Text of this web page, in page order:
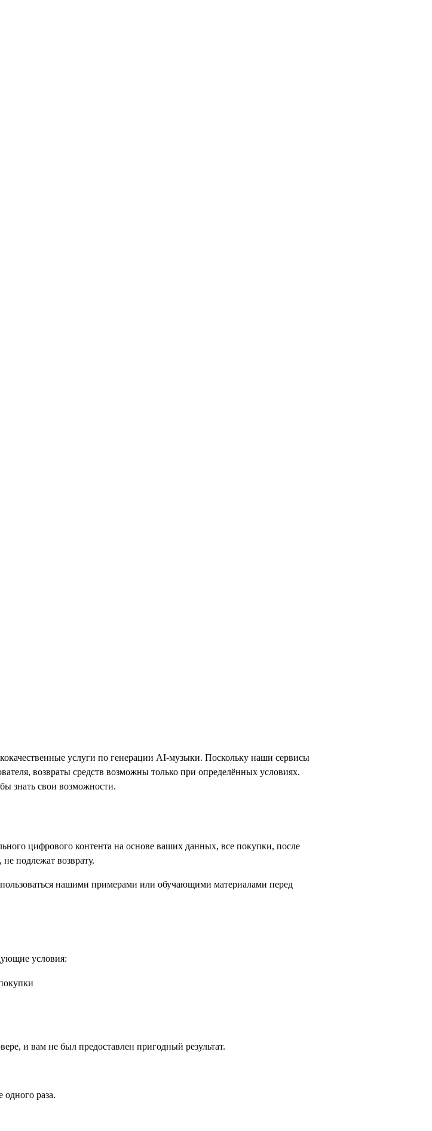
услуги по генерации AI-музыки. Поскольку наши сервисы
возвраты средств возможны только при определённых условиях.
знать свои возможности.
цифрового контента на основе ваших данных, все покупки, после
подлежат возврату.
нашими примерами или обучающими материалами перед
условия:
и вам не был предоставлен пригодный результат.
раза.